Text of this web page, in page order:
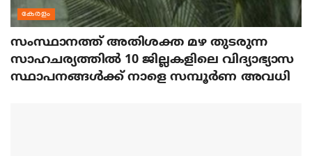
കേരളം
സംസ്ഥാനത്ത് അതിശക്ത മഴ തുടരുന്ന
സാഹചര്യത്തിൽ 10 ജില്ലകളിലെ വിദ്യാഭ്യാസ
സ്ഥാപനങ്ങൾക്ക് നാളെ സമ്പൂർണ അവധി